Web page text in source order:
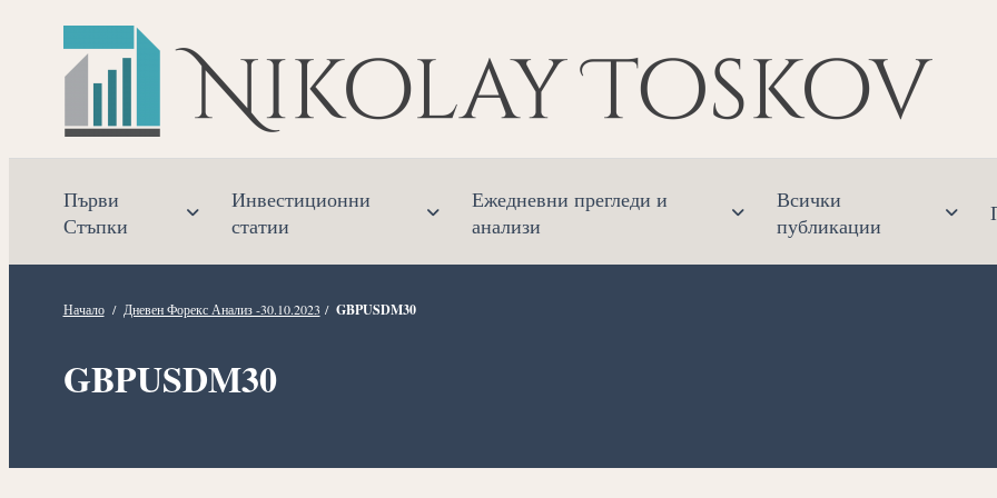
Прескочете
съдържанието
Първи
Стъпки
Инвестиционни
статии
Ежедневни прегледи и
анализи
Всички
публикации
Начало / Дневен Форекс Анализ -30.10.2023 / GBPUSDM30
GBPUSDM30